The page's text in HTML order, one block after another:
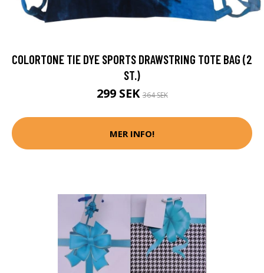
COLORTONE TIE DYE SPORTS DRAWSTRING TOTE BAG (2
ST.)
299 SEK364 SEK
MER INFO!